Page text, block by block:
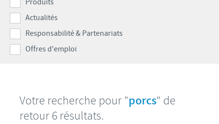
Partenariats commerciaux et scientifiques
Offres d'emploi internationales
Offres d'emploi au sein du Benelux
CONTACT
Produits
Actualités
Responsabilité & Partenariats
Offres d'emploi
Votre recherche pour "porcs" de
retour 6 résultats.